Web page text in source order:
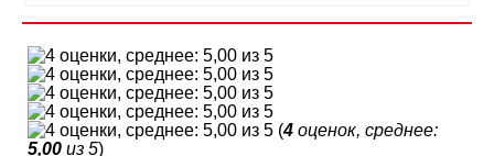
(4 оценок, среднее:
5,00 из 5)